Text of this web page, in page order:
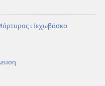
ι Ιεχωβάσκο